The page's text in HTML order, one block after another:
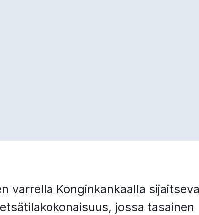
varrella Konginkankaalla sijaitseva
jossa tasainen